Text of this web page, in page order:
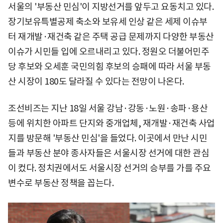
서울의 '부동산 민심'이 지방선거를 앞두고 요동치고 있다.
장기보유특별공제 축소와 보유세 인상 같은 세제 이슈부
터 재개발·재건축 같은 주택 공급 문제까지 다양한 부동산
이슈가 시민들 입에 오르내리고 있다. 정원오 더불어민주
당 후보와 오세훈 국민의힘 후보의 승패에 따라 서울 부동
산 시장이 180도 달라질 수 있다는 전망이 나온다.
조선비즈는 지난 18일 서울 강남·강동·노원·송파·용산
등에 위치한 아파트 단지와 중개업체, 재개발·재건축 사업
지를 방문해 '부동산 민심'을 들었다. 이곳에서 만난 시민
들과 부동산 분야 종사자들은 서울시장 선거에 대한 관심
이 컸다. 정치권에서도 서울시장 선거의 승부를 가를 주요
변수로 부동산 정책을 꼽는다.